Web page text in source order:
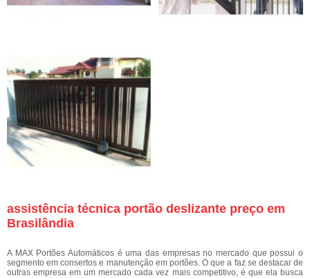
assistência técnica portão deslizante preço em
Brasilândia
A MAX Portões Automáticos é uma das empresas no mercado que possui o
segmento em consertos e manutenção em portões. O que a faz se destacar de
outras empresa em um mercado cada vez mais competitivo, é que ela busca